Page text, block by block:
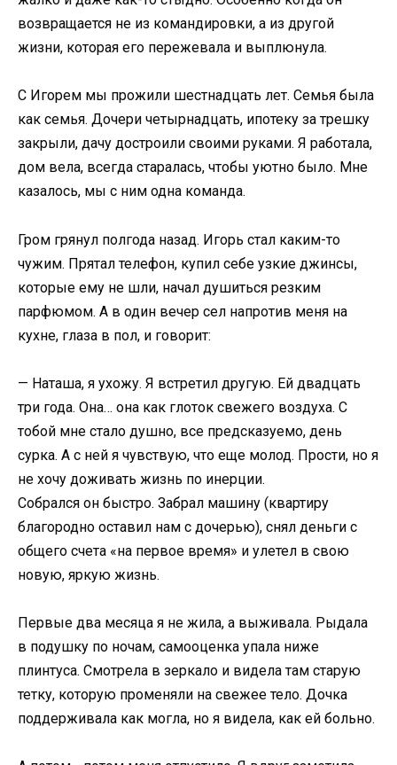
возвращается не из командировки, а из другой
жизни, которая его пережевала и выплюнула.
С Игорем мы прожили шестнадцать лет. Семья была
как семья. Дочери четырнадцать, ипотеку за трешку
закрыли, дачу достроили своими руками. Я работала,
дом вела, всегда старалась, чтобы уютно было. Мне
казалось, мы с ним одна команда.
Гром грянул полгода назад. Игорь стал каким-то
чужим. Прятал телефон, купил себе узкие джинсы,
которые ему не шли, начал душиться резким
парфюмом. А в один вечер сел напротив меня на
кухне, глаза в пол, и говорит:
— Наташа, я ухожу. Я встретил другую. Ей двадцать
три года. Она… она как глоток свежего воздуха. С
тобой мне стало душно, все предсказуемо, день
сурка. А с ней я чувствую, что еще молод. Прости, но я
не хочу доживать жизнь по инерции.
Собрался он быстро. Забрал машину (квартиру
благородно оставил нам с дочерью), снял деньги с
общего счета «на первое время» и улетел в свою
новую, яркую жизнь.
Первые два месяца я не жила, а выживала. Рыдала
в подушку по ночам, самооценка упала ниже
плинтуса. Смотрела в зеркало и видела там старую
тетку, которую променяли на свежее тело. Дочка
поддерживала как могла, но я видела, как ей больно.